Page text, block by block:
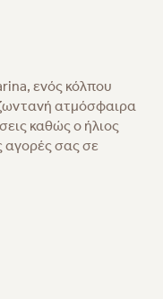
ενός κόλπου
ατμόσφαιρα
καθώς ο ήλιος
αγορές σας σε